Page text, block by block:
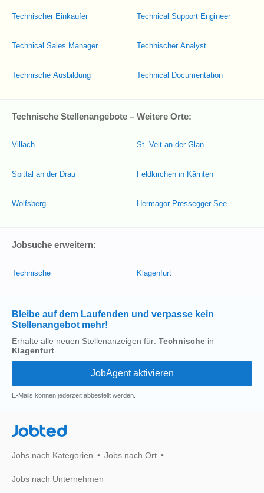
Technischer Einkäufer
Technical Sales Manager
Technische Ausbildung
Technical Support Engineer
Technischer Analyst
Technical Documentation
Technische Stellenangebote – Weitere Orte:
Villach
Spittal an der Drau
Wolfsberg
St. Veit an der Glan
Feldkirchen in Kärnten
Hermagor-Pressegger See
Jobsuche erweitern:
Technische Klagenfurt
Bleibe auf dem Laufenden und verpasse kein
Stellenangebot mehr!
Erhalte alle neuen Stellenanzeigen für: Technische in
Klagenfurt
E-Mails können jederzeit abbestellt werden.
Jobted
Jobs nach Kategorien Jobs nach Ort
Jobs nach Unternehmen